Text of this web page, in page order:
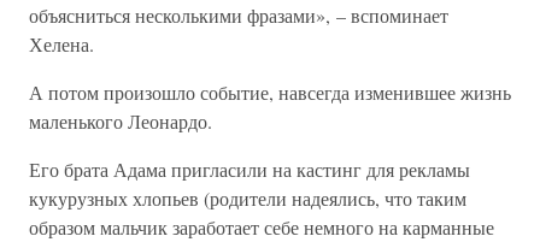
объясниться несколькими фразами», – вспоминает
Хелена.
А потом произошло событие, навсегда изменившее жизнь
маленького Леонардо.
Его брата Адама пригласили на кастинг для рекламы
кукурузных хлопьев (родители надеялись, что таким
образом мальчик заработает себе немного на карманные